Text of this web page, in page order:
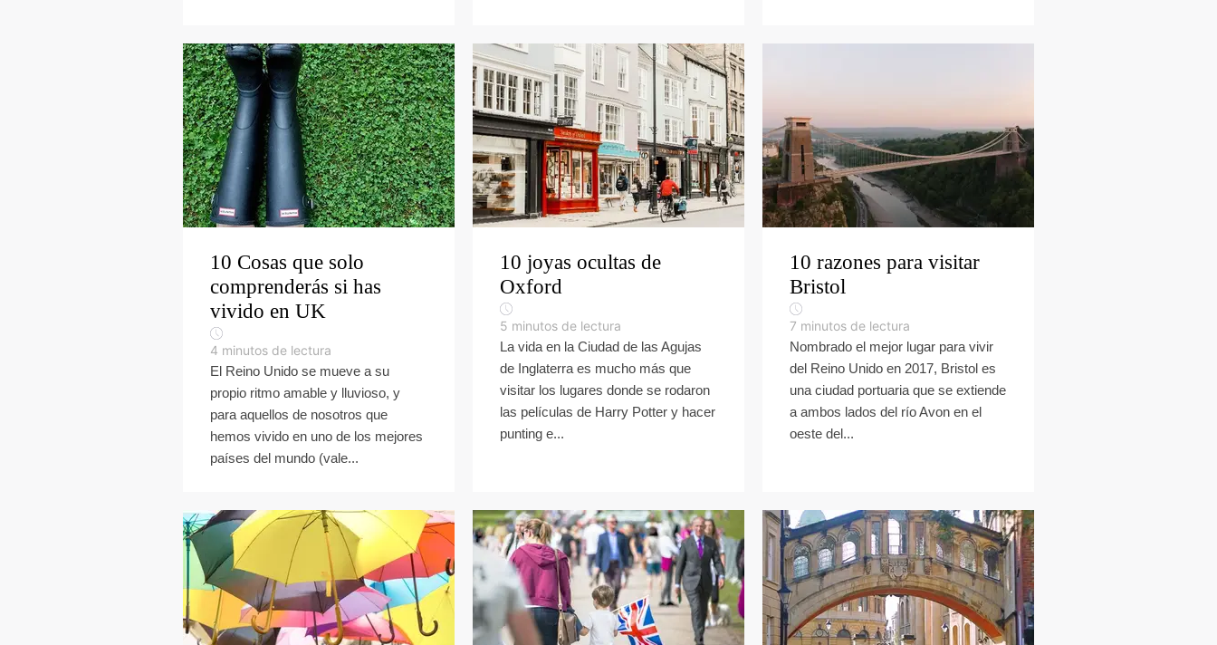
10 Cosas que solo
comprenderás si has
vivido en UK
4 minutos de lectura
El Reino Unido se mueve a su
propio ritmo amable y lluvioso, y
para aquellos de nosotros que
hemos vivido en uno de los mejores
países del mundo (vale...
10 joyas ocultas de
Oxford
5 minutos de lectura
La vida en la Ciudad de las Agujas
de Inglaterra es mucho más que
visitar los lugares donde se rodaron
las películas de Harry Potter y hacer
punting e...
10 razones para visitar
Bristol
7 minutos de lectura
Nombrado el mejor lugar para vivir
del Reino Unido en 2017, Bristol es
una ciudad portuaria que se extiende
a ambos lados del río Avon en el
oeste del...